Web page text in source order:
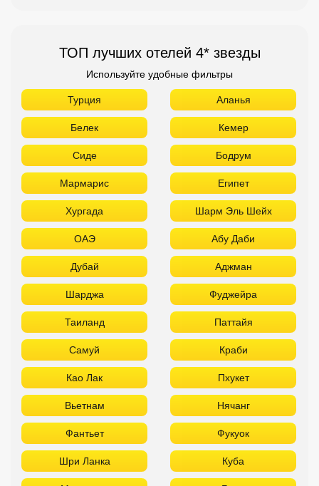
ТОП лучших отелей 4* звезды
Используйте удобные фильтры
Турция Аланья
Белек Кемер
Сиде Бодрум
Мармарис Египет
Хургада Шарм Эль Шейх
ОАЭ Абу Даби
Дубай Аджман
Шарджа Фуджейра
Таиланд Паттайя
Самуй Краби
Као Лак Пхукет
Вьетнам Нячанг
Фантьет Фукуок
Шри Ланка Куба